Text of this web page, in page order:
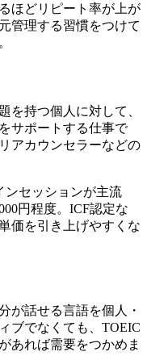
ほどリピート率が上が
管理する習慣をつけて
を持つ個人に対して、
サポートする仕事で
アカウンセラーなどの
ンセッションが主流
円程度。ICF認定な
価を引き上げやすくな
が話せる言語を個人・
ブでなくても、TOEIC
あれば需要をつかめま